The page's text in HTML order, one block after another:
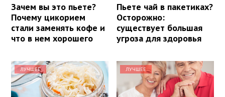
Зачем вы это пьете?
Почему цикорием
стали заменять кофе и
что в нем хорошего
Пьете чай в пакетиках?
Осторожно:
существует большая
угроза для здоровья
ЛУЧШЕЕ ЛУЧШЕЕ